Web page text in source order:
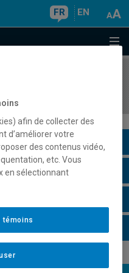
FR EN
afin de collecter des
d’améliorer votre
des contenus vidéo,
etc. Vous
en sélectionnant
témoins